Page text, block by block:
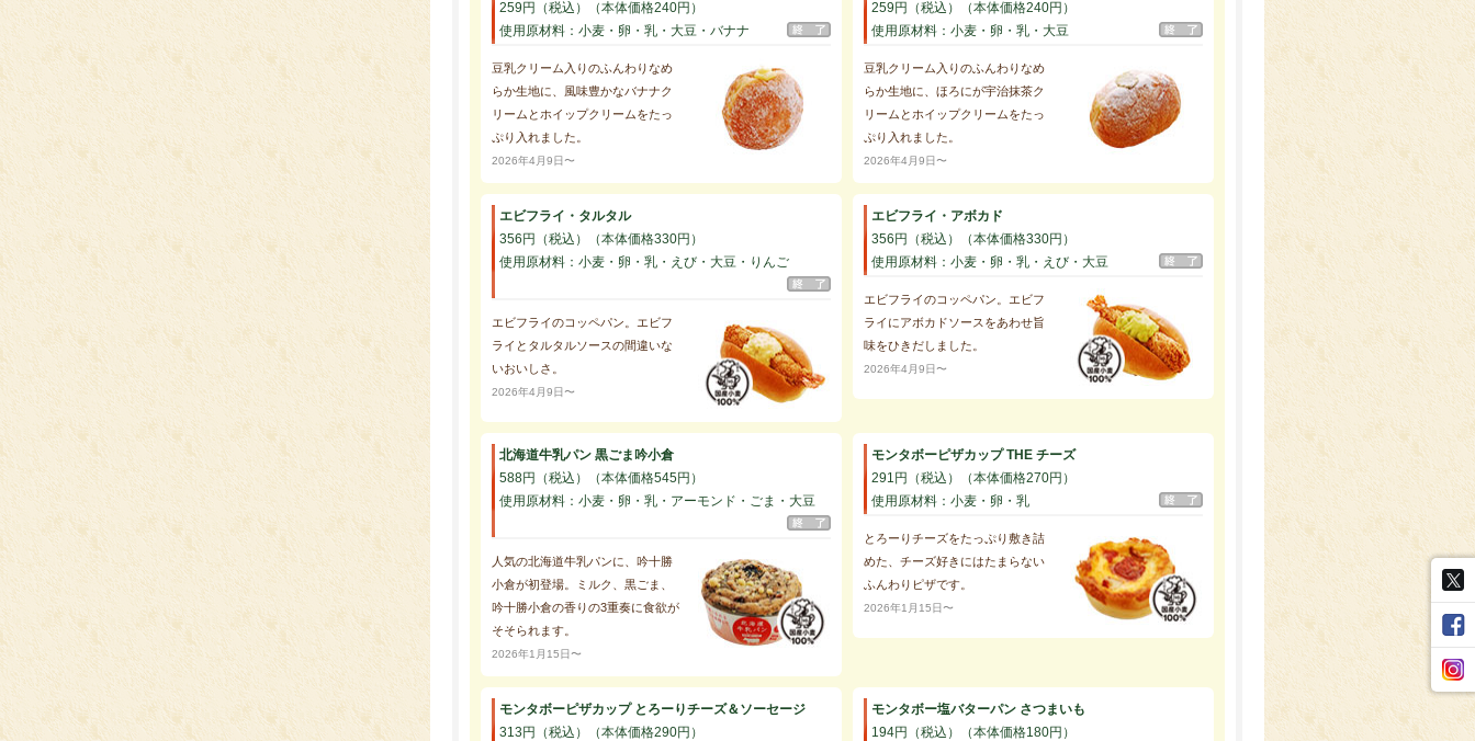
259円（税込）（本体価格240円）
使用原材料：小麦・卵・乳・大豆・バナナ
豆乳クリーム入りのふんわりなめ
らか生地に、風味豊かなバナナク
リームとホイップクリームをたっ
ぷり入れました。
2026年4月9日〜
259円（税込）（本体価格240円）
使用原材料：小麦・卵・乳・大豆
豆乳クリーム入りのふんわりなめ
らか生地に、ほろにが宇治抹茶ク
リームとホイップクリームをたっ
ぷり入れました。
2026年4月9日〜
エビフライ・タルタル
356円（税込）（本体価格330円）
使用原材料：小麦・卵・乳・えび・大豆・りんご
エビフライのコッペパン。エビフ
ライとタルタルソースの間違いな
いおいしさ。
2026年4月9日〜
エビフライ・アボカド
356円（税込）（本体価格330円）
使用原材料：小麦・卵・乳・えび・大豆
エビフライのコッペパン。エビフ
ライにアボカドソースをあわせ旨
味をひきだしました。
2026年4月9日〜
北海道牛乳パン 黒ごま吟小倉
588円（税込）（本体価格545円）
使用原材料：小麦・卵・乳・アーモンド・ごま・大豆
人気の北海道牛乳パンに、吟十勝
小倉が初登場。ミルク、黒ごま、
吟十勝小倉の香りの3重奏に食欲が
そそられます。
2026年1月15日〜
モンタボーピザカップ THE チーズ
291円（税込）（本体価格270円）
使用原材料：小麦・卵・乳
とろーりチーズをたっぷり敷き詰
めた、チーズ好きにはたまらない
ふんわりピザです。
2026年1月15日〜
モンタボーピザカップ とろーりチーズ＆ソーセージ
313円（税込）（本体価格290円）
モンタボー塩バターパン さつまいも
194円（税込）（本体価格180円）